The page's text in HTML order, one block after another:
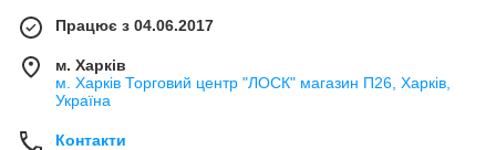
Працює з 04.06.2017
м. Харків
м. Харків Торговий центр "ЛОСК" магазин П26, Харків,
Україна
Контакти